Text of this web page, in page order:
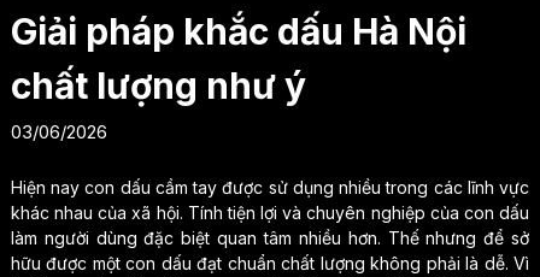
Giải pháp khắc dấu Hà Nội
chất lượng như ý
03/06/2026
Hiện nay con dấu cầm tay được sử dụng nhiều trong các lĩnh vực
khác nhau của xã hội. Tính tiện lợi và chuyên nghiệp của con dấu
làm người dùng đặc biệt quan tâm nhiều hơn. Thế nhưng để sở
hữu được một con dấu đạt chuẩn chất lượng không phải là dễ. Vì